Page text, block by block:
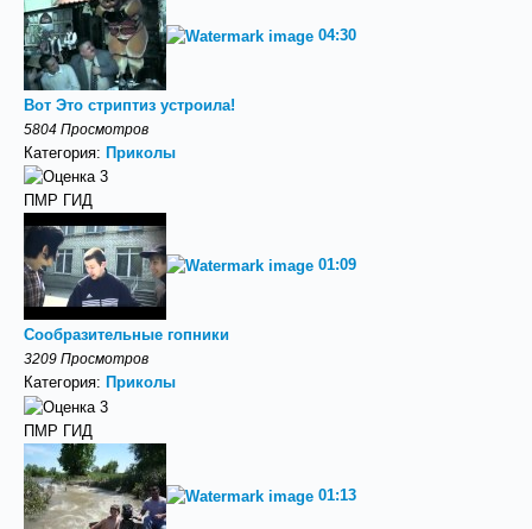
04:30
Вот Это стриптиз устроила!
5804 Просмотров
Категория: Приколы
ПМР ГИД
01:09
Сообразительные гопники
3209 Просмотров
Категория: Приколы
ПМР ГИД
01:13